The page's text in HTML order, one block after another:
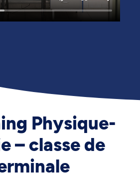
Physique-
– classe de